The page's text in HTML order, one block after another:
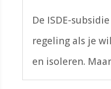
De ISDE-
regeling als je
en isoleren.
alle